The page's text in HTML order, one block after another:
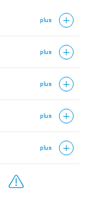
plus
plus
plus
plus
plus